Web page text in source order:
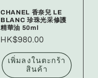
CHANEL 香奈兒 LE
BLANC 珍珠光采修護
精華油 50ml
ราคา
ปกติ
HK$980.00
เพิ่มลงในตะกร้า
สินค้า